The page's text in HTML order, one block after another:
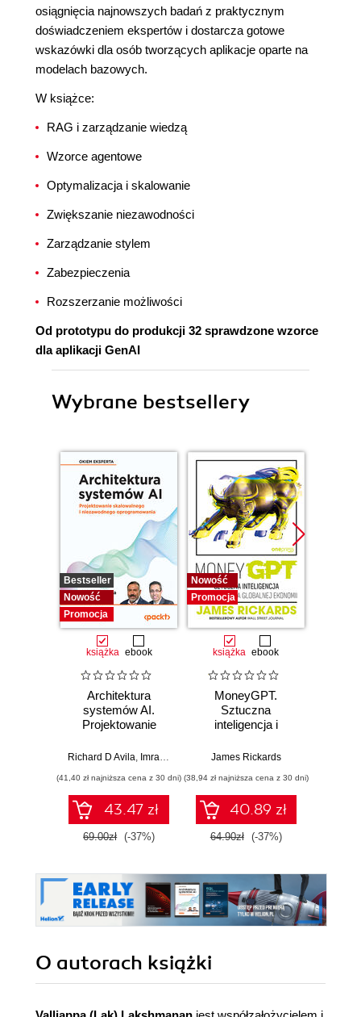
osiągnięcia najnowszych badań z praktycznym
doświadczeniem ekspertów i dostarcza gotowe
wskazówki dla osób tworzących aplikacje oparte na
modelach bazowych.
W książce:
RAG i zarządzanie wiedzą
Wzorce agentowe
Optymalizacja i skalowanie
Zwiększanie niezawodności
Zarządzanie stylem
Zabezpieczenia
Rozszerzanie możliwości
Od prototypu do produkcji 32 sprawdzone wzorce
dla aplikacji GenAI
Wybrane bestsellery
Bestseller
Nowość
Promocja
książka ebook
Architektura
systemów AI.
Projektowanie
niezawodnego
Richard D Avila Imran Ahmad
(41,40 zł najniższa cena z 30 dni)
43.47 zł
69.00zł (-37%)
Nowość
Promocja
książka ebook
MoneyGPT.
Sztuczna
inteligencja i
globalnej ekonomii
James Rickards
(38,94 zł najniższa cena z 30 dni)
40.89 zł
64.90zł (-37%)
O autorach książki